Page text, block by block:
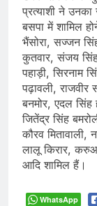
प्रत्याशी ने
बसपा में शामिल
भैंसोरा, सज्जन
कुतवार, संजय सिंह
पहाड़ी, सिरनाम
पढ़ावली, राजवीर
बनमोर, एदल सिंह
जितेंद्र सिंह
कौरव मितावाली,
लालू किरार, करुआ
आदि शामिल हैं।
WhatsApp